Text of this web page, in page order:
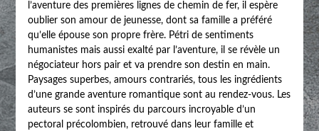
l’aventure des premières lignes de chemin de fer, il espère
oublier son amour de jeunesse, dont sa famille a préféré
qu’elle épouse son propre frère. Pétri de sentiments
humanistes mais aussi exalté par l’aventure, il se révèle un
négociateur hors pair et va prendre son destin en main.
Paysages superbes, amours contrariés, tous les ingrédients
d’une grande aventure romantique sont au rendez-vous. Les
auteurs se sont inspirés du parcours incroyable d’un
pectoral précolombien, retrouvé dans leur famille et